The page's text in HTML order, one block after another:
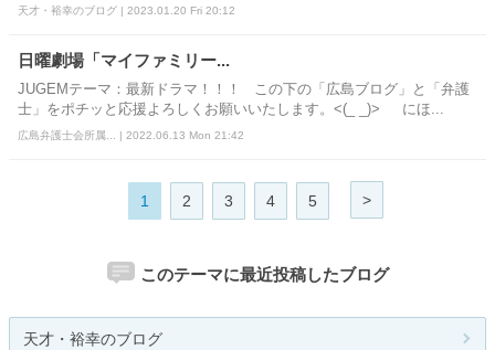
天才・裕幸のブログ | 2023.01.20 Fri 20:12
日曜劇場「マイファミリー...
JUGEMテーマ：最新ドラマ！！！ この下の「広島ブログ」と「弁護
士」をポチッと応援よろしくお願いいたします。<(_ _)> にほ...
広島弁護士会所属... | 2022.06.13 Mon 21:42
1 2 3 4 5 >
このテーマに最近投稿したブログ
天才・裕幸のブログ